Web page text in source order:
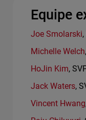
Equipe
Joe Smolarski
Michelle Welch
HoJin Kim,
Jack Waters,
Vincent Hwang